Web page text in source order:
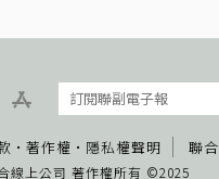
· 著作權 · 隱私權聲明 聯
線上公司 著作權所有 ©2025